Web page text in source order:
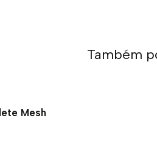
Também
Mesh